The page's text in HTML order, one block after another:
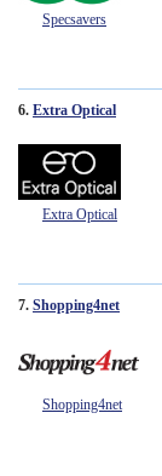
Specsavers
6. Extra Optical
Extra Optical
7. Shopping4net
Shopping4net